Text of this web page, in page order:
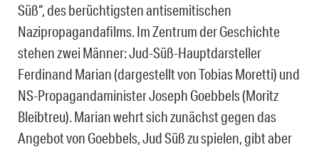
Süß“, des berüchtigsten antisemitischen
Nazipropagandafilms. Im Zentrum der Geschichte
stehen zwei Männer: Jud-Süß-Hauptdarsteller
Ferdinand Marian (dargestellt von Tobias Moretti) und
NS-Propagandaminister Joseph Goebbels (Moritz
Bleibtreu). Marian wehrt sich zunächst gegen das
Angebot von Goebbels, Jud Süß zu spielen, gibt aber